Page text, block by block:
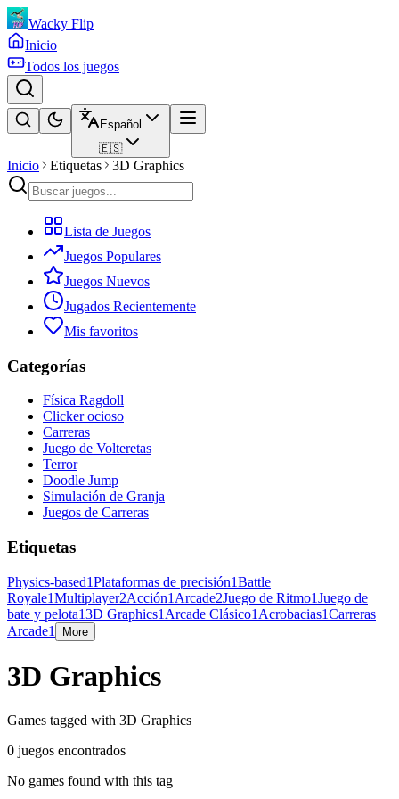
Wacky Flip
Inicio
Todos los juegos
Español
🇪🇸
Inicio Etiquetas 3D Graphics
Lista de Juegos
Juegos Populares
Juegos Nuevos
Jugados Recientemente
Mis favoritos
Categorías
Física Ragdoll
Clicker ocioso
Carreras
Juego de Volteretas
Terror
Doodle Jump
Simulación de Granja
Juegos de Carreras
Etiquetas
Physics-based1Plataformas de precisión1Battle
Royale1Multiplayer2Acción1 Arcade2Juego de Ritmo1Juego de
bate y pelota13D Graphics1 Arcade Clásico1 Acrobacias1Carreras
Arcade1 More
3D Graphics
Games tagged with 3D Graphics
0 juegos encontrados
No games found with this tag